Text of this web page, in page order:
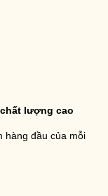
lượng cao
hàng đầu của mỗi